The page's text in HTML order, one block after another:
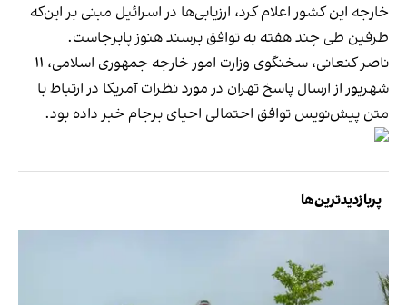
خارجه این کشور اعلام کرد، ارزیابی‌ها در اسرائیل مبنی بر این‌که
طرفین طی چند هفته به توافق برسند هنوز پابرجاست.
ناصر کنعانی، سخنگوی وزارت امور خارجه جمهوری اسلامی، ۱۱
شهریور از ارسال پاسخ تهران در مورد نظرات آمریکا در ارتباط با
متن پیش‌نویس توافق احتمالی احیای برجام خبر داده بود.
پربازدیدترین‌ها